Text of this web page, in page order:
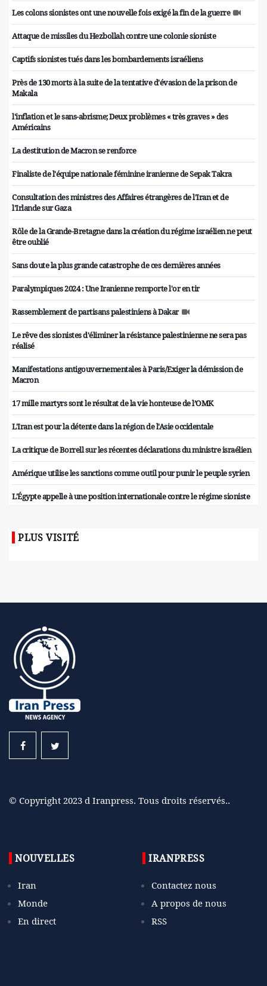
Les colons sionistes ont une nouvelle fois exigé la fin de la guerre
Attaque de missiles du Hezbollah contre une colonie sioniste
Captifs sionistes tués dans les bombardements israéliens
Près de 130 morts à la suite de la tentative d'évasion de la prison de
Makala
l'inflation et le sans-abrisme; Deux problèmes « très graves » des
Américains
La destitution de Macron se renforce
Finaliste de l'équipe nationale féminine iranienne de Sepak Takra
Consultation des ministres des Affaires étrangères de l'Iran et de
l'Irlande sur Gaza
Rôle de la Grande-Bretagne dans la création du régime israélien ne peut
être oublié
Sans doute la plus grande catastrophe de ces dernières années
Paralympiques 2024 : Une Iranienne remporte l'or en tir
Rassemblement de partisans palestiniens à Dakar
Le rêve des sionistes d'éliminer la résistance palestinienne ne sera pas
réalisé
Manifestations antigouvernementales à Paris/Exiger la démission de
Macron
17 mille martyrs sont le résultat de la vie honteuse de l’OMK
L'Iran est pour la détente dans la région de l'Asie occidentale
La critique de Borrell sur les récentes déclarations du ministre israélien
Amérique utilise les sanctions comme outil pour punir le peuple syrien
L'Égypte appelle à une position internationale contre le régime sioniste
PLUS VISITÉ
© Copyright 2023 d Iranpress. Tous droits réservés..
NOUVELLES
Iran
Monde
En direct
IRANPRESS
Contactez nous
A propos de nous
RSS